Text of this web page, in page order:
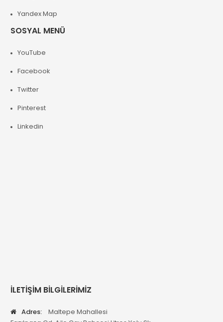
Yandex Map
SOSYAL MENÜ
YouTube
Facebook
Twitter
Pinterest
Linkedin
İLETİŞİM BİLGİLERİMİZ
Adres:
Maltepe Mahallesi